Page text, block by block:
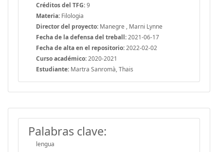
Créditos del TFG:9
Materia: Filologia
Director del proyecto: Manegre , Marni Lynne
Fecha de la defensa del treball:2021-06-17
Fecha de alta en el repositorio:2022-02-02
Curso académico:2020-2021
Estudiante: Martra Sanromà, Thais
Palabras clave:
lengua